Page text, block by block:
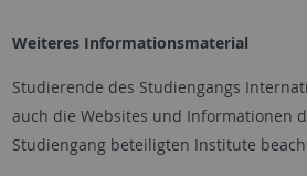
Weiteres Informationsmaterial
Studierende des Studiengangs
auch die Websites und Informationen
Studiengang beteiligten Institute